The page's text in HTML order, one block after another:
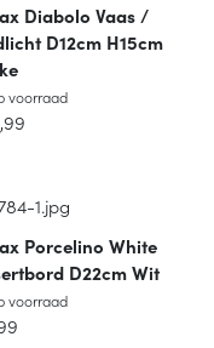
Diabolo Vaas /
D12cm H15cm
voorraad
Porcelino White
D22cm Wit
voorraad